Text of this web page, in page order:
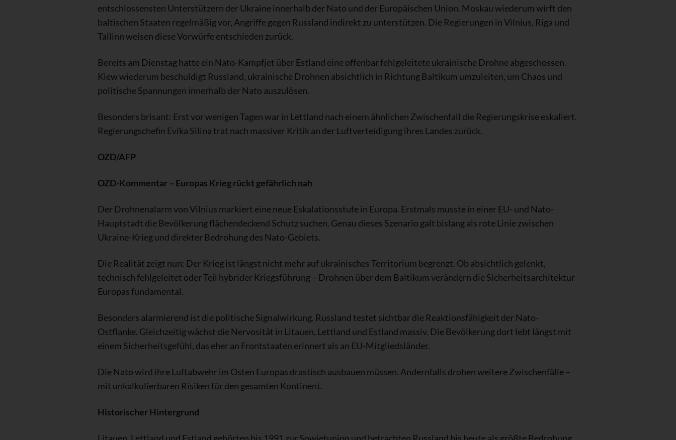
entschlossensten Unterstützern der Ukraine innerhalb der Nato und der Europäischen Union. Moskau wiederum wirft den
baltischen Staaten regelmäßig vor, Angriffe gegen Russland indirekt zu unterstützen. Die Regierungen in Vilnius, Riga und
Tallinn weisen diese Vorwürfe entschieden zurück.
Bereits am Dienstag hatte ein Nato-Kampfjet über Estland eine offenbar fehlgeleitete ukrainische Drohne abgeschossen.
Kiew wiederum beschuldigt Russland, ukrainische Drohnen absichtlich in Richtung Baltikum umzuleiten, um Chaos und
politische Spannungen innerhalb der Nato auszulösen.
Besonders brisant: Erst vor wenigen Tagen war in Lettland nach einem ähnlichen Zwischenfall die Regierungskrise eskaliert.
Regierungschefin Evika Silina trat nach massiver Kritik an der Luftverteidigung ihres Landes zurück.
OZD/AFP
OZD-Kommentar – Europas Krieg rückt gefährlich nah
Der Drohnenalarm von Vilnius markiert eine neue Eskalationsstufe in Europa. Erstmals musste in einer EU- und Nato-
Hauptstadt die Bevölkerung flächendeckend Schutz suchen. Genau dieses Szenario galt bislang als rote Linie zwischen
Ukraine-Krieg und direkter Bedrohung des Nato-Gebiets.
Die Realität zeigt nun: Der Krieg ist längst nicht mehr auf ukrainisches Territorium begrenzt. Ob absichtlich gelenkt,
technisch fehlgeleitet oder Teil hybrider Kriegsführung – Drohnen über dem Baltikum verändern die Sicherheitsarchitektur
Europas fundamental.
Besonders alarmierend ist die politische Signalwirkung. Russland testet sichtbar die Reaktionsfähigkeit der Nato-
Ostflanke. Gleichzeitig wächst die Nervosität in Litauen, Lettland und Estland massiv. Die Bevölkerung dort lebt längst mit
einem Sicherheitsgefühl, das eher an Frontstaaten erinnert als an EU-Mitgliedsländer.
Die Nato wird ihre Luftabwehr im Osten Europas drastisch ausbauen müssen. Andernfalls drohen weitere Zwischenfälle –
mit unkalkulierbaren Risiken für den gesamten Kontinent.
Historischer Hintergrund
Litauen, Lettland und Estland gehörten bis 1991 zur Sowjetunion und betrachten Russland bis heute als größte Bedrohung